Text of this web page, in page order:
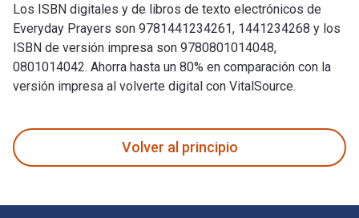
Los ISBN digitales y de libros de texto electrónicos de
Everyday Prayers son 9781441234261, 1441234268 y los
ISBN de versión impresa son 9780801014048,
0801014042. Ahorra hasta un 80% en comparación con la
versión impresa al volverte digital con VitalSource.
Volver al principio